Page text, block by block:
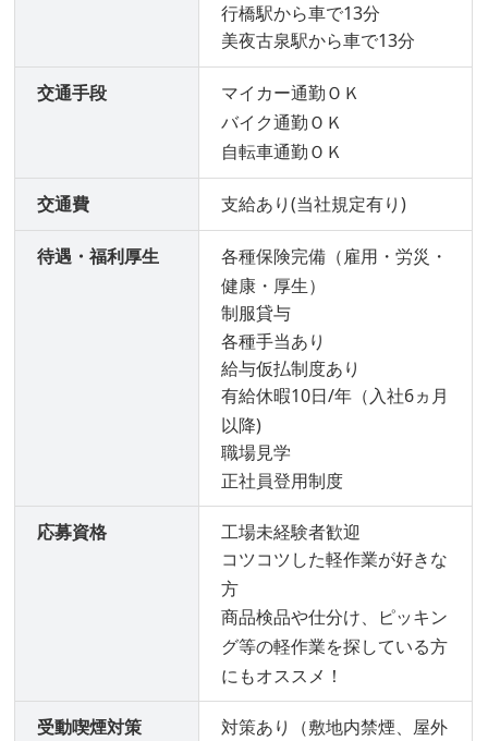
行橋駅から車で13分
美夜古泉駅から車で13分
交通手段
マイカー通勤ＯＫ
バイク通勤ＯＫ
自転車通勤ＯＫ
交通費 支給あり(当社規定有り)
待遇・福利厚生
各種保険完備（雇用・労災・
健康・厚生）
制服貸与
各種手当あり
給与仮払制度あり
有給休暇10日/年（入社6ヵ月
以降)
職場見学
正社員登用制度
応募資格
工場未経験者歓迎
コツコツした軽作業が好きな
方
商品検品や仕分け、ピッキン
グ等の軽作業を探している方
にもオススメ！
受動喫煙対策
対策あり（敷地内禁煙、屋外